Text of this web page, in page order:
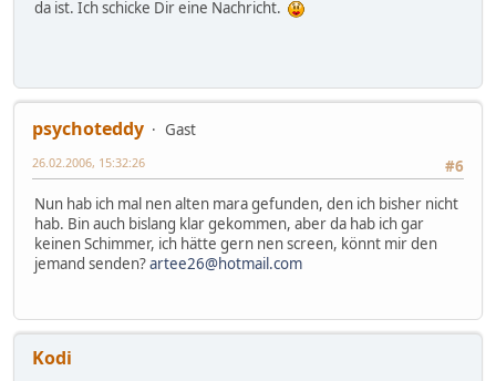
da ist. Ich schicke Dir eine Nachricht.
psychoteddy
Gast
#6
26.02.2006, 15:32:26
Nun hab ich mal nen alten mara gefunden, den ich bisher nicht
hab. Bin auch bislang klar gekommen, aber da hab ich gar
keinen Schimmer, ich hätte gern nen screen, könnt mir den
jemand senden?artee26@hotmail.com
Kodi